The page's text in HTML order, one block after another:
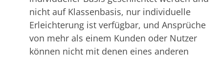
nicht auf Klassenbasis, nur individuelle
Erleichterung ist verfügbar, und Ansprüche
von mehr als einem Kunden oder Nutzer
können nicht mit denen eines anderen